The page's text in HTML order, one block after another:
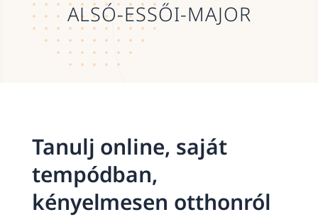
ALSÓ-ESSŐI-MAJOR
Tanulj online, saját
tempódban,
kényelmesen otthonról